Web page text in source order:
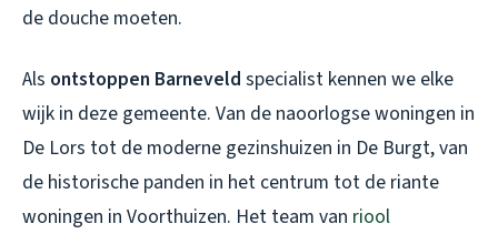
de douche moeten.
Als ontstoppen Barneveld specialist kennen we elke
wijk in deze gemeente. Van de naoorlogse woningen in
De Lors tot de moderne gezinshuizen in De Burgt, van
de historische panden in het centrum tot de riante
woningen in Voorthuizen. Het team van riool